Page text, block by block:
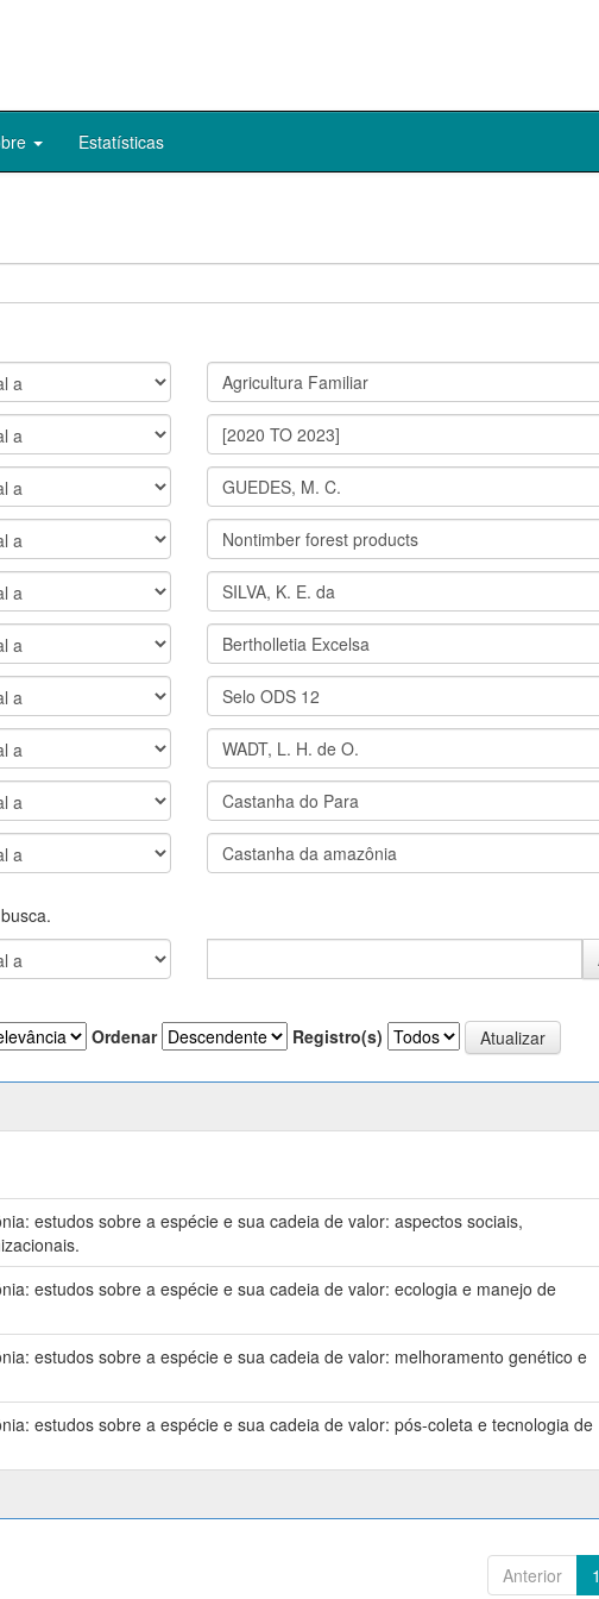
Estatísticas
Ordenar Registro(s)
estudos sobre a espécie e sua cadeia de valor: aspectos sociais,
estudos sobre a espécie e sua cadeia de valor: ecologia e manejo de
estudos sobre a espécie e sua cadeia de valor: melhoramento genético e
estudos sobre a espécie e sua cadeia de valor: pós-coleta e tecnologia de
Anterior 1